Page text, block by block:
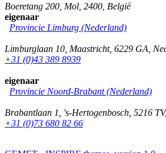
Boeretang 200 Mol 2400 België
eigenaar
Provincie Limburg (Nederland)
Limburglaan 10 Maastricht, 6229 GA
+31 (0)43 389 8939
eigenaar
Provincie Noord-Brabant (Nederland)
Brabantlaan 1 's-Hertogenbosch 5216 TV
+31 (0)73 680 82 66